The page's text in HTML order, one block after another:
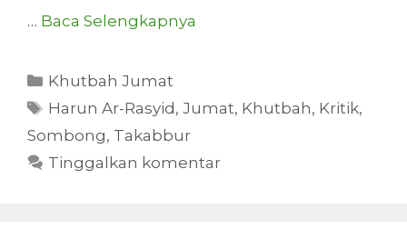
… Baca Selengkapnya
Kategori
Khutbah Jumat
Tag
Harun Ar-Rasyid,Jumat, Khutbah, Kritik,
Sombong, Takabbur
Tinggalkan komentar